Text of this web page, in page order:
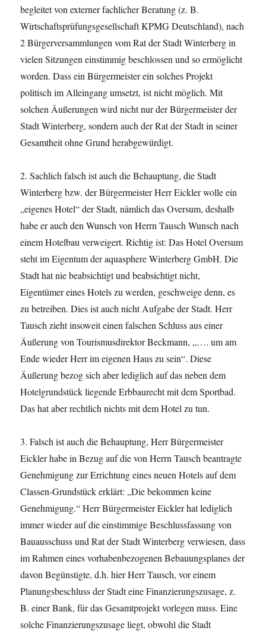
begleitet von externer fachlicher Beratung (z. B.
Wirtschaftsprüfungsgesellschaft KPMG Deutschland), nach
2 Bürgerversammlungen vom Rat der Stadt Winterberg in
vielen Sitzungen einstimmig beschlossen und so ermöglicht
worden. Dass ein Bürgermeister ein solches Projekt
politisch im Alleingang umsetzt, ist nicht möglich. Mit
solchen Äußerungen wird nicht nur der Bürgermeister der
Stadt Winterberg, sondern auch der Rat der Stadt in seiner
Gesamtheit ohne Grund herabgewürdigt.
2. Sachlich falsch ist auch die Behauptung, die Stadt
Winterberg bzw. der Bürgermeister Herr Eickler wolle ein
„eigenes Hotel“ der Stadt, nämlich das Oversum, deshalb
habe er auch den Wunsch von Herrn Tausch Wunsch nach
einem Hotelbau verweigert. Richtig ist: Das Hotel Oversum
steht im Eigentum der aquasphere Winterberg GmbH. Die
Stadt hat nie beabsichtigt und beabsichtigt nicht,
Eigentümer eines Hotels zu werden, geschweige denn, es
zu betreiben. Dies ist auch nicht Aufgabe der Stadt. Herr
Tausch zieht insoweit einen falschen Schluss aus einer
Äußerung von Tourismusdirektor Beckmann, „…. um am
Ende wieder Herr im eigenen Haus zu sein“. Diese
Äußerung bezog sich aber lediglich auf das neben dem
Hotelgrundstück liegende Erbbaurecht mit dem Sportbad.
Das hat aber rechtlich nichts mit dem Hotel zu tun.
3. Falsch ist auch die Behauptung, Herr Bürgermeister
Eickler habe in Bezug auf die von Herrn Tausch beantragte
Genehmigung zur Errichtung eines neuen Hotels auf dem
Classen-Grundstück erklärt: „Die bekommen keine
Genehmigung.“ Herr Bürgermeister Eickler hat lediglich
immer wieder auf die einstimmige Beschlussfassung von
Bauausschuss und Rat der Stadt Winterberg verwiesen, dass
im Rahmen eines vorhabenbezogenen Bebauungsplanes der
davon Begünstigte, d.h. hier Herr Tausch, vor einem
Planungsbeschluss der Stadt eine Finanzierungszusage, z.
B. einer Bank, für das Gesamtprojekt vorlegen muss. Eine
solche Finanzierungszusage liegt, obwohl die Stadt